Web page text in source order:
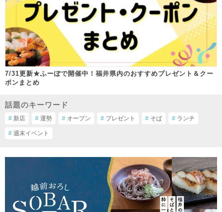
7/31更新★ふーぽで開催中！福井県内のおすすめプレゼント＆クー
ポンまとめ
話題のキーワード
# 新店 # 運勢 # オープン # プレゼント # そば # ランチ
# 週末イベント